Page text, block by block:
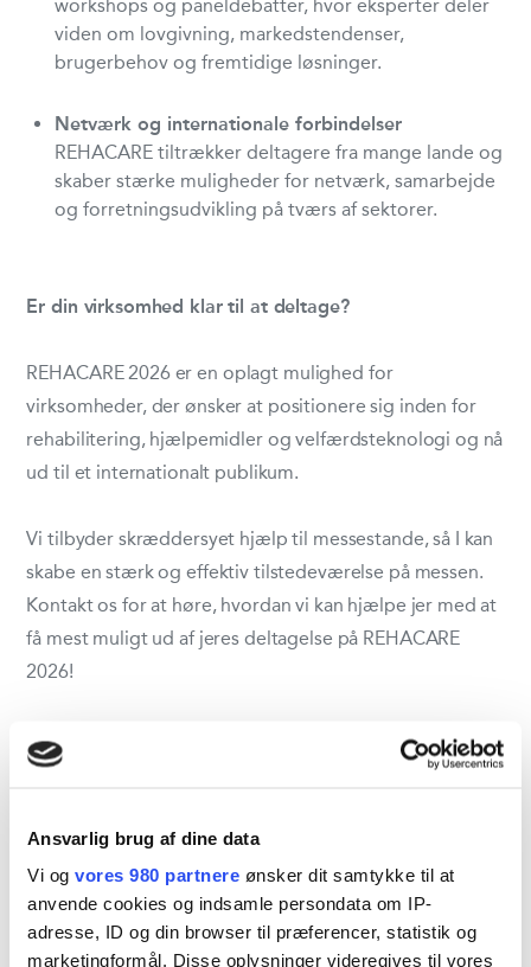
Ansvarlig brug af dine data
Vi og vores 980 partnere ønsker dit samtykke til at
anvende cookies og indsamle persondata om IP-
adresse, ID og din browser til præferencer, statistik og
marketingformål. Disse oplysninger videregives til vores
workshops og paneldebatter, hvor eksperter deler
viden om lovgivning, markedstendenser,
brugerbehov og fremtidige løsninger.
Netværk og internationale forbindelser
REHACARE tiltrækker deltagere fra mange lande og
skaber stærke muligheder for netværk, samarbejde
og forretningsudvikling på tværs af sektorer.
Er din virksomhed klar til at deltage?
REHACARE 2026 er en oplagt mulighed for
virksomheder, der ønsker at positionere sig inden for
rehabilitering, hjælpemidler og velfærdsteknologi og nå
ud til et internationalt publikum.
Vi tilbyder skræddersyet hjælp til messestande, så I kan
skabe en stærk og effektiv tilstedeværelse på messen.
Kontakt os for at høre, hvordan vi kan hjælpe jer med at
få mest muligt ud af jeres deltagelse på REHACARE
2026!